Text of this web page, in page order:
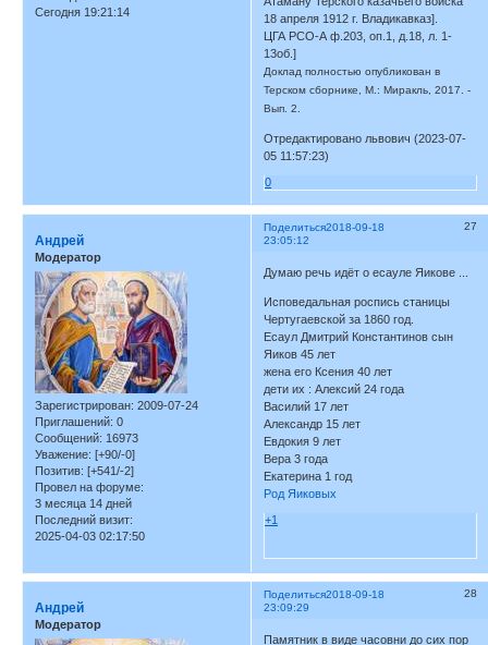
Сегодня 19:21:14
18 апреля 1912 г. Владикавказ].
ЦГА РСО-А ф.203, оп.1, д.18, л. 1-
13об.]
Доклад полностью опубликован в
Терском сборнике, М.: Миракль, 2017. -
Вып. 2.
Отредактировано львович (2023-07-
05 11:57:23)
0
Поделиться 27
2018-09-18
23:05:12
Андрей
Модератор
Зарегистрирован: 2009-07-24
Приглашений: 0
Сообщений: 16973
Уважение: [+90/-0]
Позитив: [+541/-2]
Провел на форуме:
3 месяца 14 дней
Последний визит:
2025-04-03 02:17:50
Думаю речь идёт о есауле Яикове ...
Исповедальная роспись станицы
Чертугаевской за 1860 год.
Есаул Дмитрий Константинов сын
Яиков 45 лет
жена его Ксения 40 лет
дети их : Алексий 24 года
Василий 17 лет
Александр 15 лет
Евдокия 9 лет
Вера 3 года
Екатерина 1 год
Род Яиковых
+1
Поделиться 28
2018-09-18
23:09:29
Андрей
Модератор
Памятник в виде часовни до сих пор